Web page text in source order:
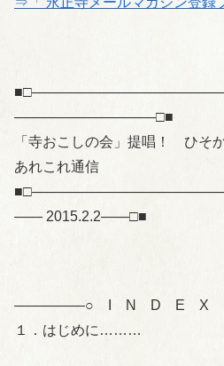
――――――――――□■
「寺おこしの会」提唱！ ひそ
あれこれ通信
―― 2015.2.2――□■
—————○ I N D E X
１．はじめに………